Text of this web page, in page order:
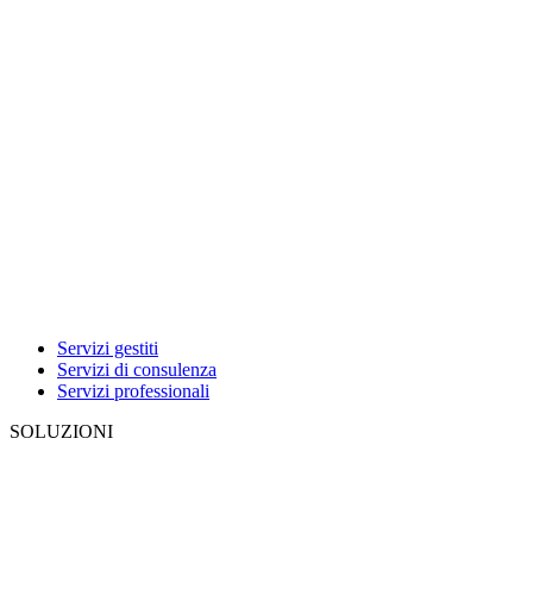
Servizi gestiti
Servizi di consulenza
Servizi professionali
SOLUZIONI